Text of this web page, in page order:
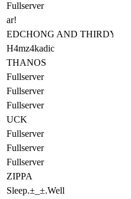
Fullserver
ar!
EDCHONG AND THIRDY
H4mz4kadic
THANOS
Fullserver
Fullserver
Fullserver
UCK
Fullserver
Fullserver
Fullserver
ZIPPA
Sleep.±_±.Well